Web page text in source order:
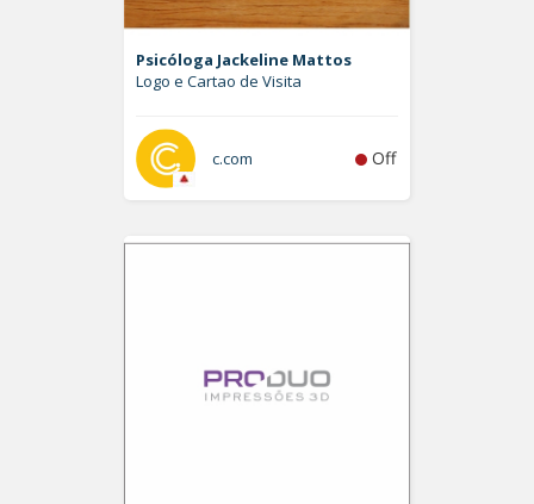
Psicóloga Jackeline Mattos
Logo e Cartao de Visita
c.com Off